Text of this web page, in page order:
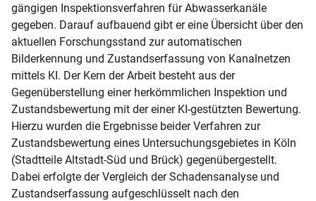
gängigen Inspektionsverfahren für Abwasserkanäle
gegeben. Darauf aufbauend gibt er eine Übersicht über den
aktuellen Forschungsstand zur automatischen
Bilderkennung und Zustandserfassung von Kanalnetzen
mittels KI. Der Kern der Arbeit besteht aus der
Gegenüberstellung einer herkömmlichen Inspektion und
Zustandsbewertung mit der einer KI-gestützten Bewertung.
Hierzu wurden die Ergebnisse beider Verfahren zur
Zustandsbewertung eines Untersuchungsgebietes in Köln
(Stadtteile Altstadt-Süd und Brück) gegenübergestellt.
Dabei erfolgte der Vergleich der Schadensanalyse und
Zustandserfassung aufgeschlüsselt nach den